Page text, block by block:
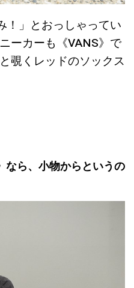
！」とおっしゃってい
ーカーも《VANS》で
覗くレッドのソックス
ら、小物からというの